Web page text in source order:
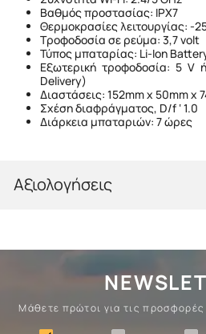
Βαθμός προστασίας: IPX7
Θερμοκρασίες λειτουργίας: -
Τροφοδοσία σε ρεύμα: 3,7 volt
Τύπος μπαταρίας: Li-Ion
Εξωτερική τροφοδοσία: 5 V
Delivery)
Διαστάσεις: 152mm x 50mm x
Σχέση διαφράγματος, D/f ‘ 1.0
Διάρκεια μπαταριών: 7 ώρες
Αξιολογήσεις
Μάθετε πρώτοι για τις προσφορές